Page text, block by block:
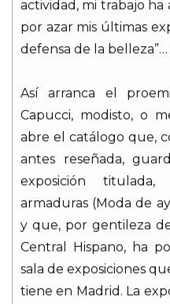
actividad, mi trabajo ha
por azar mis últimas
defensa de la belleza”…
Así arranca el
Capucci, modisto, o
abre el catálogo que,
antes reseñada,
exposición
armaduras (Moda de
y que, por gentileza
Central Hispano, ha
sala de exposiciones
tiene en Madrid. La